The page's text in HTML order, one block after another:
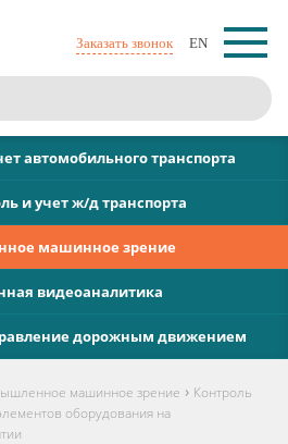
Заказать звонок EN
автомобильного транспорта
и учет ж/д транспорта
машинное зрение
видеоаналитика
дорожным движением
машинное зрение › Контроль
оборудования на